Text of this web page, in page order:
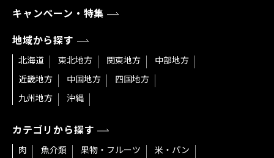
キャンペーン・特集
地域から探す
北海道 東北地方 関東地方
中部地方
近畿地方
中国地方
四国地方
九州地方
沖縄
カテゴリから探す
肉 魚介類 果物・フルーツ
米・パン